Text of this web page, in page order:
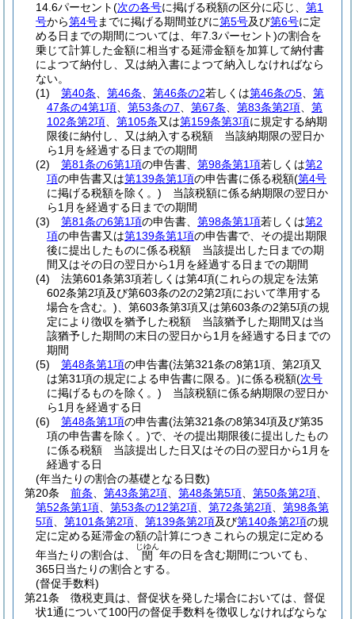
14.6パーセント(次の各号に掲げる税額の区分に応じ、 第1
号から第4号までに掲げる期間並びに第5号及び第6号に定
める日までの期間については、年7.3パーセント)の割合を
乗じて計算した金額に相当する延滞金額を加算して納付書
によつて納付し、又は納入書によつて納入しなければなら
ない。
(1)
第40条 第46条 第46条の2若しくは第46条の5
第
47条の4第1項
第53条の7 第67条 第83条第2項
第
102条第2項
第105条又は第159条第3項に規定する納期
限後に納付し、又は納入する税額 当該納期限の翌日か
ら1月を経過する日までの期間
(2)
第81条の6第1項の申告書、 第98条第1項若しくは第2
項の申告書又は第139条第1項の申告書に係る税額(第4号
に掲げる税額を除く。) 当該税額に係る納期限の翌日か
ら1月を経過する日までの期間
(3)
第81条の6第1項の申告書、 第98条第1項若しくは第2
項の申告書又は第139条第1項の申告書で、その提出期限
後に提出したものに係る税額 当該提出した日までの期
間又はその日の翌日から1月を経過する日までの期間
(4)
法第601条第3項若しくは第4項(これらの規定を法第
602条第2項及び第603条の2の2第2項において準用する
場合を含む。) 、第603条第3項又は第603条の2第5項の規
定により徴収を猶予した税額 当該猶予した期間又は当
該猶予した期間の末日の翌日から1月を経過する日までの
期間
(5)
第48条第1項の申告書(法第321条の8第1項、第2項又
は第31項の規定による申告書に限る。)に係る税額(次号
に掲げるものを除く。) 当該税額に係る納期限の翌日か
ら1月を経過する日
(6)
第48条第1項の申告書(法第321条の8第34項及び第35
項の申告書を除く。)で、その提出期限後に提出したもの
に係る税額 当該提出した日又はその日の翌日から1月を
経過する日
(年当たりの割合の基礎となる日数)
第20条
前条 第43条第2項 第48条第5項 第50条第2項
第52条第1項
第53条の12第2項 第72条第2項
第98条第
5項
第101条第2項 第139条第2項及び第140条第2項の規
定に定める延滞金の額の計算につきこれらの規定に定める
年当たりの割合は、
閏
じゆん
年の日を含む期間についても、
365日当たりの割合とする。
(督促手数料)
第21条
徴税吏員は、督促状を発した場合においては、督促
状1通について100円の督促手数料を徴収しなければならな